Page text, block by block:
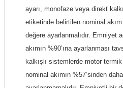
ayarı, monofaze veya direkt
etiketinde belirtilen nominal
değere ayarlanmalıdır. Emniyet
akımın %90’ına ayarlanması
kalkışlı sistemlerde motor
nominal akımın %57’sinden